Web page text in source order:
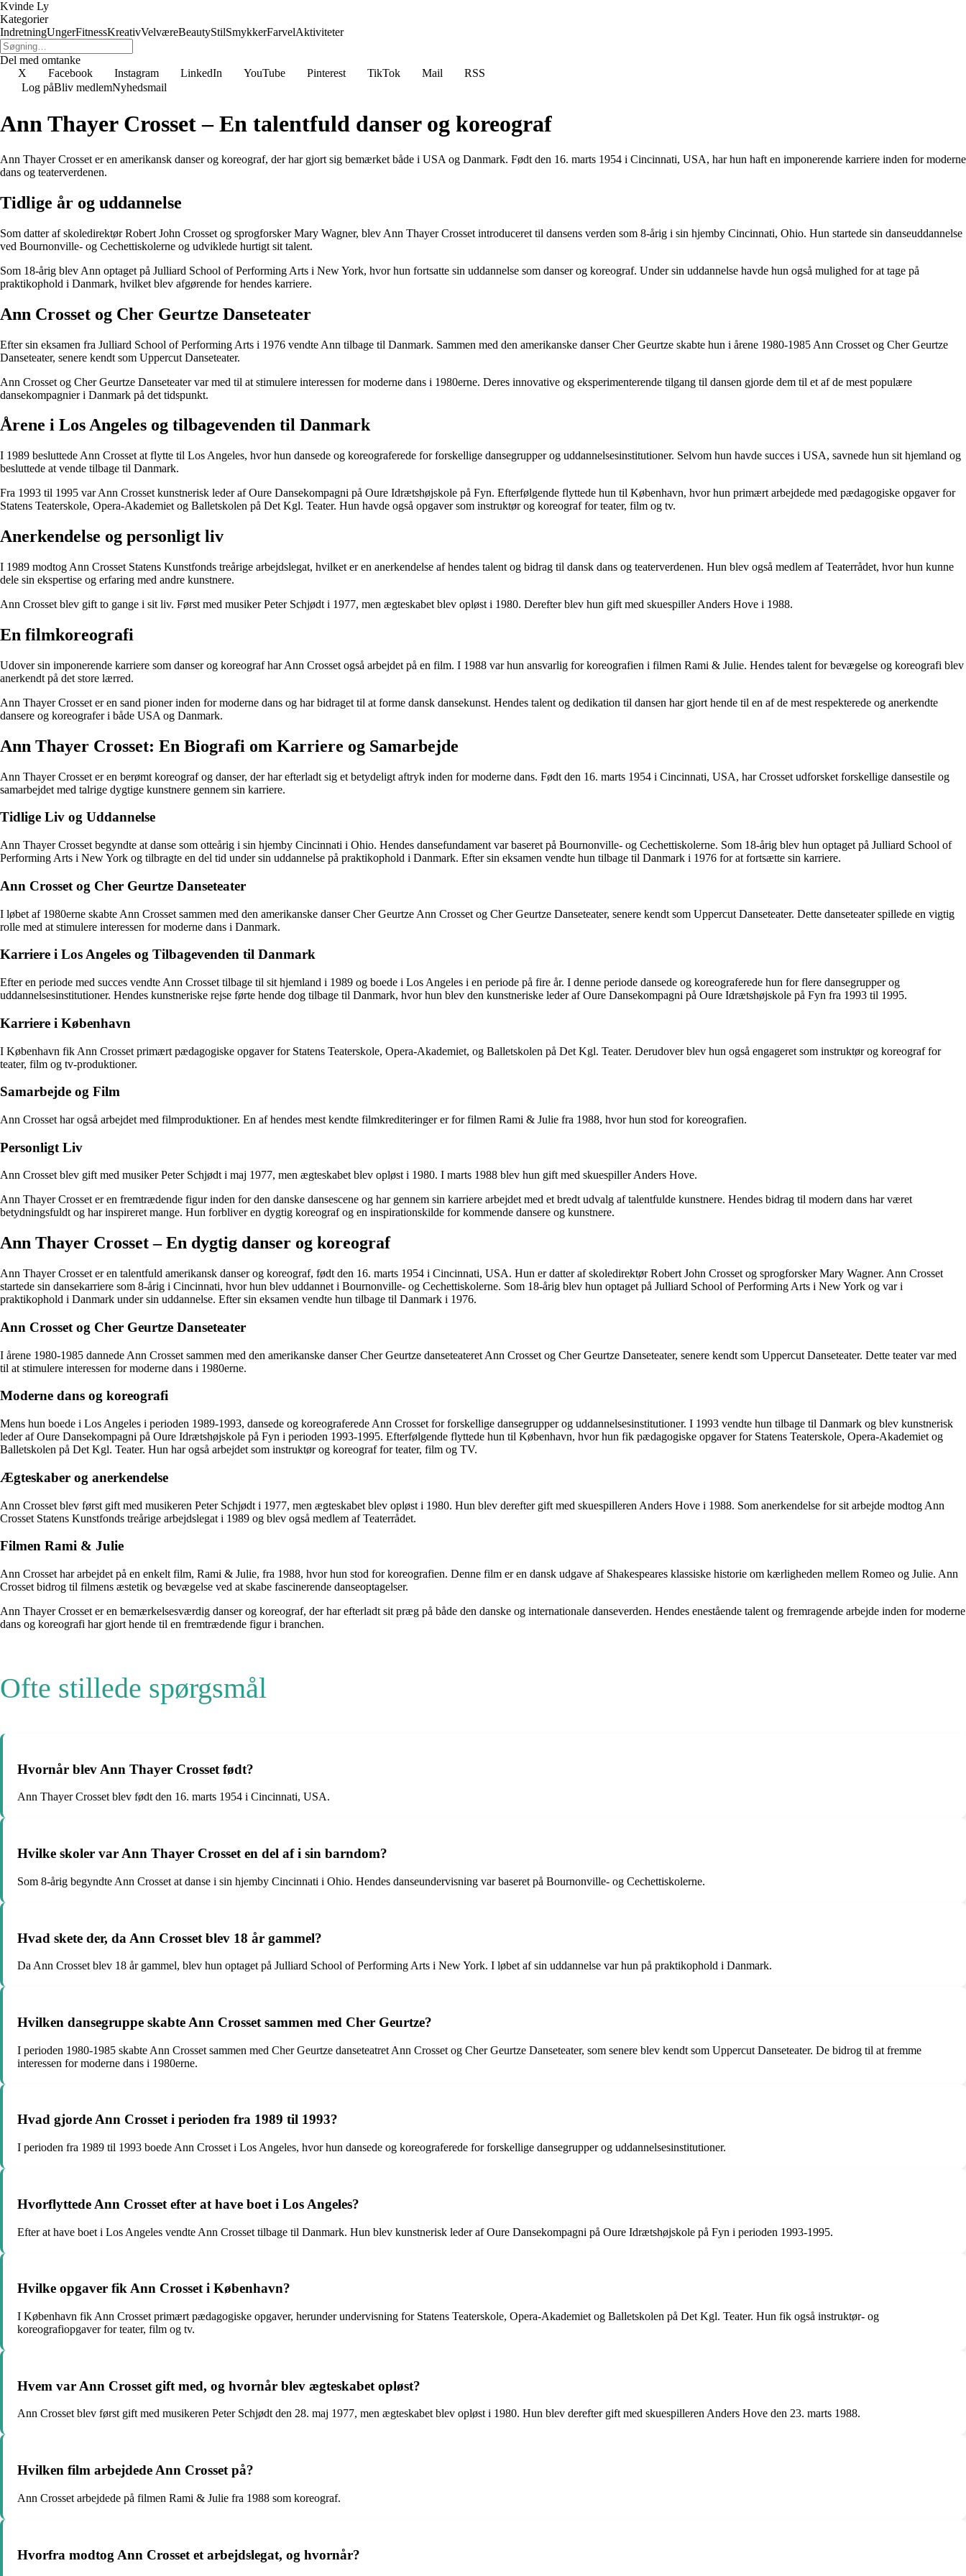
Kvinde Ly
Kategorier
IndretningUngerFitnessKreativVelværeBeautyStilSmykkerFarvelAktiviteter
Del med omtanke
X
Facebook Instagram LinkedIn YouTube Pinterest TikTok Mail
RSS
Log påBliv medlemNyhedsmail
Ann Thayer Crosset – En talentfuld danser og koreograf
Ann Thayer Crosset er en amerikansk danser og koreograf, der har gjort sig bemærket både i USA og Danmark. Født den 16. marts 1954 i Cincinnati, USA, har hun haft en imponerende karriere inden for moderne
dans og teaterverdenen.
Tidlige år og uddannelse
Som datter af skoledirektør Robert John Crosset og sprogforsker Mary Wagner, blev Ann Thayer Crosset introduceret til dansens verden som 8-årig i sin hjemby Cincinnati, Ohio. Hun startede sin danseuddannelse
ved Bournonville- og Cechettiskolerne og udviklede hurtigt sit talent.
Som 18-årig blev Ann optaget på Julliard School of Performing Arts i New York, hvor hun fortsatte sin uddannelse som danser og koreograf. Under sin uddannelse havde hun også mulighed for at tage på
praktikophold i Danmark, hvilket blev afgørende for hendes karriere.
Ann Crosset og Cher Geurtze Danseteater
Efter sin eksamen fra Julliard School of Performing Arts i 1976 vendte Ann tilbage til Danmark. Sammen med den amerikanske danser Cher Geurtze skabte hun i årene 1980-1985 Ann Crosset og Cher Geurtze
Danseteater, senere kendt som Uppercut Danseteater.
Ann Crosset og Cher Geurtze Danseteater var med til at stimulere interessen for moderne dans i 1980erne. Deres innovative og eksperimenterende tilgang til dansen gjorde dem til et af de mest populære
dansekompagnier i Danmark på det tidspunkt.
Årene i Los Angeles og tilbagevenden til Danmark
I 1989 besluttede Ann Crosset at flytte til Los Angeles, hvor hun dansede og koreograferede for forskellige dansegrupper og uddannelsesinstitutioner. Selvom hun havde succes i USA, savnede hun sit hjemland og
besluttede at vende tilbage til Danmark.
Fra 1993 til 1995 var Ann Crosset kunstnerisk leder af Oure Dansekompagni på Oure Idrætshøjskole på Fyn. Efterfølgende flyttede hun til København, hvor hun primært arbejdede med pædagogiske opgaver for
Statens Teaterskole, Opera-Akademiet og Balletskolen på Det Kgl. Teater. Hun havde også opgaver som instruktør og koreograf for teater, film og tv.
Anerkendelse og personligt liv
I 1989 modtog Ann Crosset Statens Kunstfonds treårige arbejdslegat, hvilket er en anerkendelse af hendes talent og bidrag til dansk dans og teaterverdenen. Hun blev også medlem af Teaterrådet, hvor hun kunne
dele sin ekspertise og erfaring med andre kunstnere.
Ann Crosset blev gift to gange i sit liv. Først med musiker Peter Schjødt i 1977, men ægteskabet blev opløst i 1980. Derefter blev hun gift med skuespiller Anders Hove i 1988.
En filmkoreografi
Udover sin imponerende karriere som danser og koreograf har Ann Crosset også arbejdet på en film. I 1988 var hun ansvarlig for koreografien i filmen Rami & Julie. Hendes talent for bevægelse og koreografi blev
anerkendt på det store lærred.
Ann Thayer Crosset er en sand pioner inden for moderne dans og har bidraget til at forme dansk dansekunst. Hendes talent og dedikation til dansen har gjort hende til en af de mest respekterede og anerkendte
dansere og koreografer i både USA og Danmark.
Ann Thayer Crosset: En Biografi om Karriere og Samarbejde
Ann Thayer Crosset er en berømt koreograf og danser, der har efterladt sig et betydeligt aftryk inden for moderne dans. Født den 16. marts 1954 i Cincinnati, USA, har Crosset udforsket forskellige dansestile og
samarbejdet med talrige dygtige kunstnere gennem sin karriere.
Tidlige Liv og Uddannelse
Ann Thayer Crosset begyndte at danse som otteårig i sin hjemby Cincinnati i Ohio. Hendes dansefundament var baseret på Bournonville- og Cechettiskolerne. Som 18-årig blev hun optaget på Julliard School of
Performing Arts i New York og tilbragte en del tid under sin uddannelse på praktikophold i Danmark. Efter sin eksamen vendte hun tilbage til Danmark i 1976 for at fortsætte sin karriere.
Ann Crosset og Cher Geurtze Danseteater
I løbet af 1980erne skabte Ann Crosset sammen med den amerikanske danser Cher Geurtze Ann Crosset og Cher Geurtze Danseteater, senere kendt som Uppercut Danseteater. Dette danseteater spillede en vigtig
rolle med at stimulere interessen for moderne dans i Danmark.
Karriere i Los Angeles og Tilbagevenden til Danmark
Efter en periode med succes vendte Ann Crosset tilbage til sit hjemland i 1989 og boede i Los Angeles i en periode på fire år. I denne periode dansede og koreograferede hun for flere dansegrupper og
uddannelsesinstitutioner. Hendes kunstneriske rejse førte hende dog tilbage til Danmark, hvor hun blev den kunstneriske leder af Oure Dansekompagni på Oure Idrætshøjskole på Fyn fra 1993 til 1995.
Karriere i København
I København fik Ann Crosset primært pædagogiske opgaver for Statens Teaterskole, Opera-Akademiet, og Balletskolen på Det Kgl. Teater. Derudover blev hun også engageret som instruktør og koreograf for
teater, film og tv-produktioner.
Samarbejde og Film
Ann Crosset har også arbejdet med filmproduktioner. En af hendes mest kendte filmkrediteringer er for filmen Rami & Julie fra 1988, hvor hun stod for koreografien.
Personligt Liv
Ann Crosset blev gift med musiker Peter Schjødt i maj 1977, men ægteskabet blev opløst i 1980. I marts 1988 blev hun gift med skuespiller Anders Hove.
Ann Thayer Crosset er en fremtrædende figur inden for den danske dansescene og har gennem sin karriere arbejdet med et bredt udvalg af talentfulde kunstnere. Hendes bidrag til modern dans har været
betydningsfuldt og har inspireret mange. Hun forbliver en dygtig koreograf og en inspirationskilde for kommende dansere og kunstnere.
Ann Thayer Crosset – En dygtig danser og koreograf
Ann Thayer Crosset er en talentfuld amerikansk danser og koreograf, født den 16. marts 1954 i Cincinnati, USA. Hun er datter af skoledirektør Robert John Crosset og sprogforsker Mary Wagner. Ann Crosset
startede sin dansekarriere som 8-årig i Cincinnati, hvor hun blev uddannet i Bournonville- og Cechettiskolerne. Som 18-årig blev hun optaget på Julliard School of Performing Arts i New York og var i
praktikophold i Danmark under sin uddannelse. Efter sin eksamen vendte hun tilbage til Danmark i 1976.
Ann Crosset og Cher Geurtze Danseteater
I årene 1980-1985 dannede Ann Crosset sammen med den amerikanske danser Cher Geurtze danseteateret Ann Crosset og Cher Geurtze Danseteater, senere kendt som Uppercut Danseteater. Dette teater var med
til at stimulere interessen for moderne dans i 1980erne.
Moderne dans og koreografi
Mens hun boede i Los Angeles i perioden 1989-1993, dansede og koreograferede Ann Crosset for forskellige dansegrupper og uddannelsesinstitutioner. I 1993 vendte hun tilbage til Danmark og blev kunstnerisk
leder af Oure Dansekompagni på Oure Idrætshøjskole på Fyn i perioden 1993-1995. Efterfølgende flyttede hun til København, hvor hun fik pædagogiske opgaver for Statens Teaterskole, Opera-Akademiet og
Balletskolen på Det Kgl. Teater. Hun har også arbejdet som instruktør og koreograf for teater, film og TV.
Ægteskaber og anerkendelse
Ann Crosset blev først gift med musikeren Peter Schjødt i 1977, men ægteskabet blev opløst i 1980. Hun blev derefter gift med skuespilleren Anders Hove i 1988. Som anerkendelse for sit arbejde modtog Ann
Crosset Statens Kunstfonds treårige arbejdslegat i 1989 og blev også medlem af Teaterrådet.
Filmen Rami & Julie
Ann Crosset har arbejdet på en enkelt film, Rami & Julie, fra 1988, hvor hun stod for koreografien. Denne film er en dansk udgave af Shakespeares klassiske historie om kærligheden mellem Romeo og Julie. Ann
Crosset bidrog til filmens æstetik og bevægelse ved at skabe fascinerende danseoptagelser.
Ann Thayer Crosset er en bemærkelsesværdig danser og koreograf, der har efterladt sit præg på både den danske og internationale danseverden. Hendes enestående talent og fremragende arbejde inden for moderne
dans og koreografi har gjort hende til en fremtrædende figur i branchen.
Ofte stillede spørgsmål
Hvornår blev Ann Thayer Crosset født?
Ann Thayer Crosset blev født den 16. marts 1954 i Cincinnati, USA.
Hvilke skoler var Ann Thayer Crosset en del af i sin barndom?
Som 8-årig begyndte Ann Crosset at danse i sin hjemby Cincinnati i Ohio. Hendes danseundervisning var baseret på Bournonville- og Cechettiskolerne.
Hvad skete der, da Ann Crosset blev 18 år gammel?
Da Ann Crosset blev 18 år gammel, blev hun optaget på Julliard School of Performing Arts i New York. I løbet af sin uddannelse var hun på praktikophold i Danmark.
Hvilken dansegruppe skabte Ann Crosset sammen med Cher Geurtze?
I perioden 1980-1985 skabte Ann Crosset sammen med Cher Geurtze danseteatret Ann Crosset og Cher Geurtze Danseteater, som senere blev kendt som Uppercut Danseteater. De bidrog til at fremme
interessen for moderne dans i 1980erne.
Hvad gjorde Ann Crosset i perioden fra 1989 til 1993?
I perioden fra 1989 til 1993 boede Ann Crosset i Los Angeles, hvor hun dansede og koreograferede for forskellige dansegrupper og uddannelsesinstitutioner.
Hvorflyttede Ann Crosset efter at have boet i Los Angeles?
Efter at have boet i Los Angeles vendte Ann Crosset tilbage til Danmark. Hun blev kunstnerisk leder af Oure Dansekompagni på Oure Idrætshøjskole på Fyn i perioden 1993-1995.
Hvilke opgaver fik Ann Crosset i København?
I København fik Ann Crosset primært pædagogiske opgaver, herunder undervisning for Statens Teaterskole, Opera-Akademiet og Balletskolen på Det Kgl. Teater. Hun fik også instruktør- og
koreografiopgaver for teater, film og tv.
Hvem var Ann Crosset gift med, og hvornår blev ægteskabet opløst?
Ann Crosset blev først gift med musikeren Peter Schjødt den 28. maj 1977, men ægteskabet blev opløst i 1980. Hun blev derefter gift med skuespilleren Anders Hove den 23. marts 1988.
Hvilken film arbejdede Ann Crosset på?
Ann Crosset arbejdede på filmen Rami & Julie fra 1988 som koreograf.
Hvorfra modtog Ann Crosset et arbejdslegat, og hvornår?